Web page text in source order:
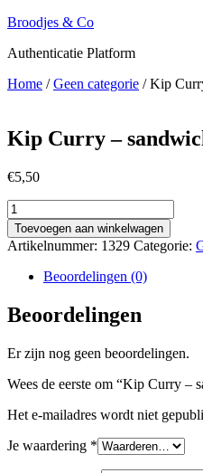
Ga
de
Broodjes & Co
Authenticatie Platform
Home /Geen categorie / Kip
Kip Curry –
€5,50
Kip
Curry
-
sandwich,
standaard
Toevoegen aan winkelwagen
Artikelnummer: 1329 Categorie:
Beoordelingen (0)
Beoordelingen
Er zijn nog geen beoordelingen.
Wees de eerste om “Kip Curry –
Het e-mailadres wordt niet
Je waardering *